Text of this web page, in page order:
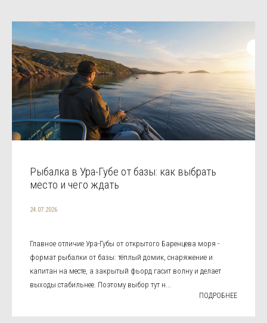
Рыбалка в Ура-Губе от базы: как выбрать
место и чего ждать
24.07.2026
Главное отличие Ура-Губы от открытого Баренцева моря -
формат рыбалки от базы: тёплый домик, снаряжение и
капитан на месте, а закрытый фьорд гасит волну и делает
выходы стабильнее. Поэтому выбор тут н...
ПОДРОБНЕЕ